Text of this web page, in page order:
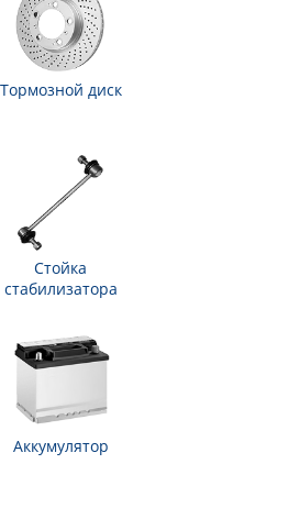
Тормозной диск
Стойка
стабилизатора
Аккумулятор